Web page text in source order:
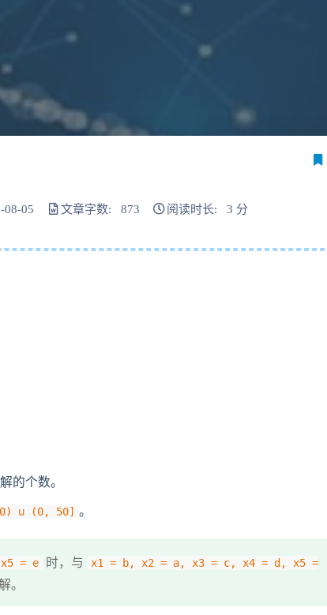
05 文章字数: 873
阅读时长: 3 分
的个数。
∪ (0, 50] 。
= e 时，与
x1 = b, x2 = a, x3 = c, x4 = d, x5 =
。